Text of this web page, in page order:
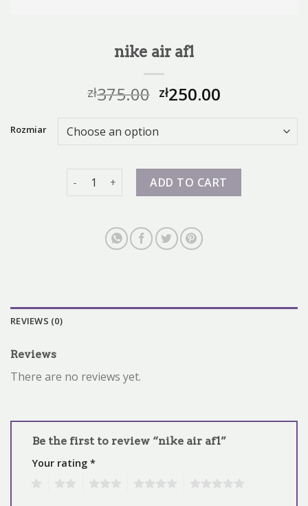
nike air af1
zł375.00 zł250.00
Rozmiar
nike air af1 quantityADD TO CART
REVIEWS (0)
Reviews
There are no reviews yet.
Be the first to review “nike air af1”
Your rating *